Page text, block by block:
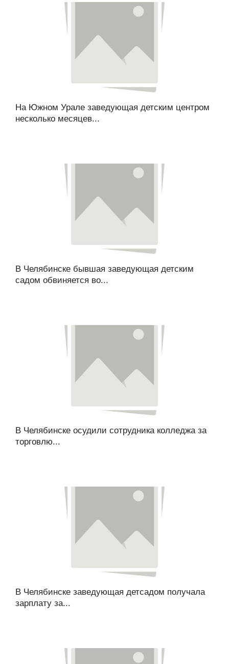
На Южном Урале заведующая детским центром
несколько месяцев...
В Челябинске бывшая заведующая детским
садом обвиняется во...
В Челябинске осудили сотрудника колледжа за
торговлю...
В Челябинске заведующая детсадом получала
зарплату за...